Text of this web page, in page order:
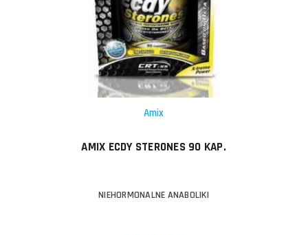
Amix
AMIX ECDY STERONES 90 KAP.
NIEHORMONALNE ANABOLIKI